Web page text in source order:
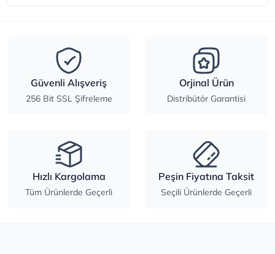
Güvenli Alışveriş
256 Bit SSL Şifreleme
Orjinal Ürün
Distribütör Garantisi
Hızlı Kargolama
Tüm Ürünlerde Geçerli
Peşin Fiyatına Taksit
Seçili Ürünlerde Geçerli